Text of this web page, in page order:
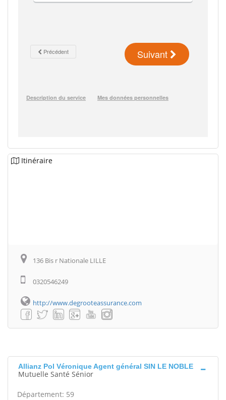
Itinéraire
136 Bis r Nationale LILLE
0320546249
http://www.degrooteassurance.com
Allianz Pol Véronique Agent général SIN LE NOBLE
Mutuelle Santé Sénior
Département: 59